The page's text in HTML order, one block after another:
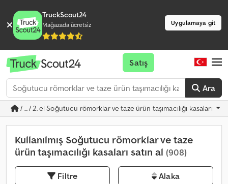
TruckScout24
Mağazada ücretsiz Uygulamaya git
Ara
Satış
/ ... / 2. el Soğutucu römorklar ve taze ürün taşımacılığı kasaları
Kullanılmış Soğutucu römorklar ve taze
ürün taşımacılığı kasaları satın al (908)
Filtre Alaka